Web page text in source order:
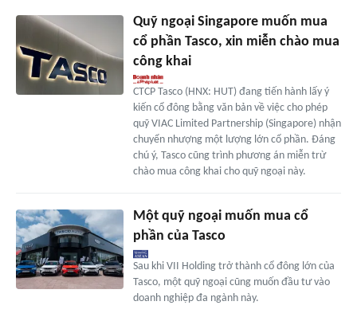
Quỹ ngoại Singapore muốn mua
cổ phần Tasco, xin miễn chào mua
công khai
CTCP Tasco (HNX: HUT) đang tiến hành lấy ý
kiến cổ đông bằng văn bản về việc cho phép
quỹ VIAC Limited Partnership (Singapore) nhận
chuyển nhượng một lượng lớn cổ phần. Đáng
chú ý, Tasco cũng trình phương án miễn trừ
chào mua công khai cho quỹ ngoại này.
Một quỹ ngoại muốn mua cổ
phần của Tasco
Sau khi VII Holding trở thành cổ đông lớn của
Tasco, một quỹ ngoại cũng muốn đầu tư vào
doanh nghiệp đa ngành này.